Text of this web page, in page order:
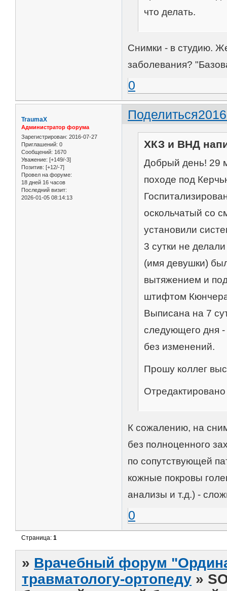
что делать.
Снимки - в студию.
заболевания?
0
Поделиться
TraumaX
Администратор форума
Зарегистрирован: 2016-07-27
Приглашений: 0
Сообщений: 1670
Уважение: [+149/-3]
Позитив: [+12/-7]
Провел на форуме:
18 дней 16 часов
Последний визит:
2026-01-05 08:14:13
ХКЗ и ВНД
Добрый день! 29
походе под
оскольчатый со
установили
3 сутки не
(имя девушки)
вытяжением и
штифтом
Выписана на 7
следующего дня
без изменений.
Прошу коллег
К сожалению, на
без полноценного
по сопутствующей
кожные покровы
анализы и т.д.) -
0
Страница:1
» Врачебный форум
травматологу-ортопеду »